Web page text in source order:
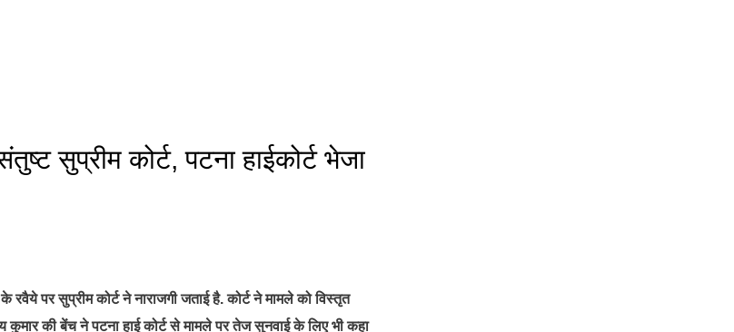
सुप्रीम कोर्ट, पटना हाईकोर्ट भेजा
पर सुप्रीम कोर्ट ने नाराजगी जताई है. कोर्ट ने मामले को विस्तृत
की बेंच ने पटना हाई कोर्ट से मामले पर तेज सुनवाई के लिए भी कहा